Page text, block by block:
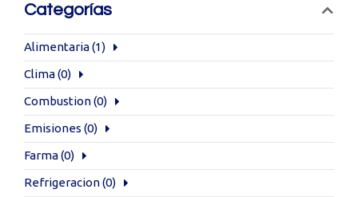
Categorías
Alimentaria(1)
Clima(0)
Combustion(0)
Emisiones (0)
Farma(0)
Refrigeracion(0)